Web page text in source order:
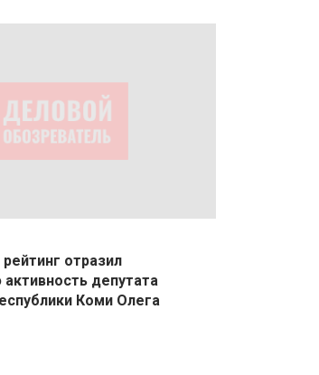
отразил
депутата
Коми Олега